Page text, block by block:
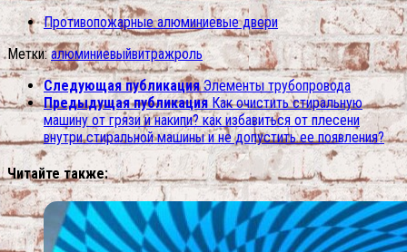
Противопожарные алюминиевые двери
Метки: алюминиевыйвитражроль
Следующая публикация Элементы трубопровода
Предыдущая публикация Как очистить стиральную
машину от грязи и накипи? как избавиться от плесени
внутри стиральной машины и не допустить ее появления?
Читайте также: